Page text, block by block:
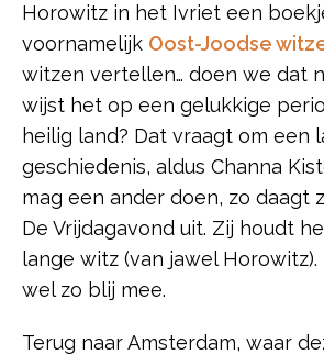
Horowitz in het Ivriet een
voornamelijk Oost-Joodse
witzen vertellen… doen we dat
wijst het op een gelukkige
heilig land? Dat vraagt om een
geschiedenis, aldus Channa
mag een ander doen, zo daagt
De Vrijdagavond uit. Zij houdt
lange witz (van jawel Horowitz).
wel zo blij mee.
Terug naar Amsterdam, waar